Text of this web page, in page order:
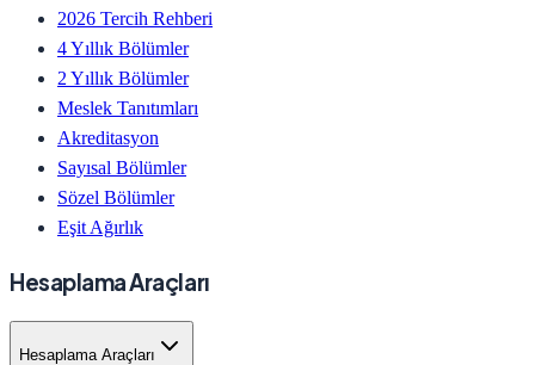
2026 Tercih Rehberi
4 Yıllık Bölümler
2 Yıllık Bölümler
Meslek Tanıtımları
Akreditasyon
Sayısal Bölümler
Sözel Bölümler
Eşit Ağırlık
Hesaplama Araçları
Hesaplama Araçları